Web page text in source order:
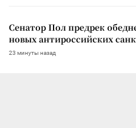
Сенатор Пол предрек
новых антироссийских
23 минуты назад